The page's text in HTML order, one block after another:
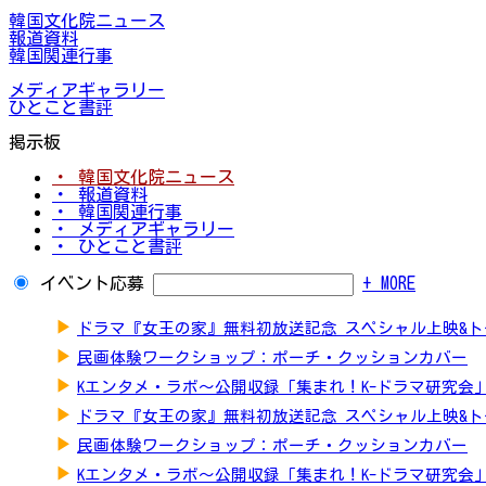
韓国文化院ニュース
報道資料
韓国関連行事
メディアギャラリー
ひとこと書評
掲示板
・ 韓国文化院ニュース
・ 報道資料
・ 韓国関連行事
・ メディアギャラリー
・ ひとこと書評
イベント応募 + MORE
▶ ドラマ『女王の家』無料初放送記念 スペシャル上映&
▶ 民画体験ワークショップ：ポーチ・クッションカバー
▶ Kエンタメ・ラボ～公開収録「集まれ！K-ドラマ研究会」
▶ ドラマ『女王の家』無料初放送記念 スペシャル上映&
▶ 民画体験ワークショップ：ポーチ・クッションカバー
▶ Kエンタメ・ラボ～公開収録「集まれ！K-ドラマ研究会」